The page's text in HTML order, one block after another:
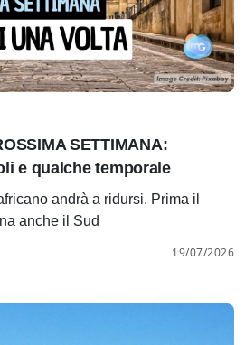
SETTIMANA:
e qualche temporale
andrà a ridursi. Prima il
anche il Sud
19/07/2026